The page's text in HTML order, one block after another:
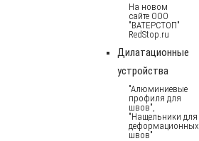
На новом
сайте ООО
"ВАТЕРСТОП"
RedStop.ru
Дилатационные
устройства
"Алюминиевые
профиля для
швов",
"Нащельники для
деформационных
швов"